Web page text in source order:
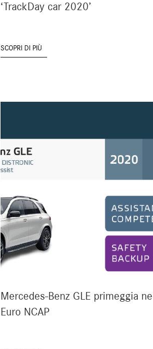
‘TrackDay car 2020’
SCOPRI DI PIÙ
Mercedes-Benz GLE primeggia
Euro NCAP